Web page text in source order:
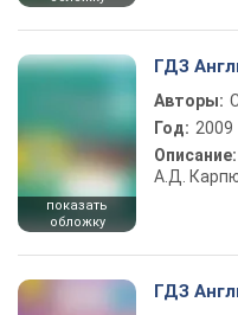
показать
обложку
ГДЗ
Авторы:
Год: 2009
Описание:
А.Д.
ГДЗ